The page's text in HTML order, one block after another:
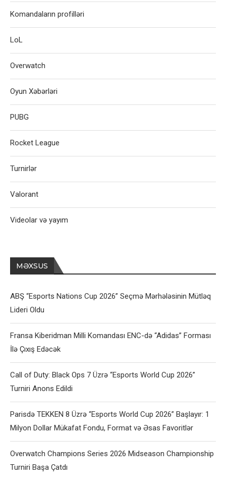
Komandaların profilləri
LoL
Overwatch
Oyun Xəbərləri
PUBG
Rocket League
Turnirlər
Valorant
Videolar və yayım
MƏXSUS
ABŞ “Esports Nations Cup 2026” Seçmə Mərhələsinin Mütləq
Lideri Oldu
Fransa Kiberidman Milli Komandası ENC-də “Adidas” Forması
İlə Çıxış Edəcək
Call of Duty: Black Ops 7 Üzrə “Esports World Cup 2026”
Turniri Anons Edildi
Parisdə TEKKEN 8 Üzrə “Esports World Cup 2026” Başlayır: 1
Milyon Dollar Mükafat Fondu, Format və Əsas Favoritlər
Overwatch Champions Series 2026 Midseason Championship
Turniri Başa Çatdı